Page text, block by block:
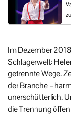
Im Dezember
Schlagerwelt:
getrennte Wege.
der Branche –
unerschütterlich.
die Trennung